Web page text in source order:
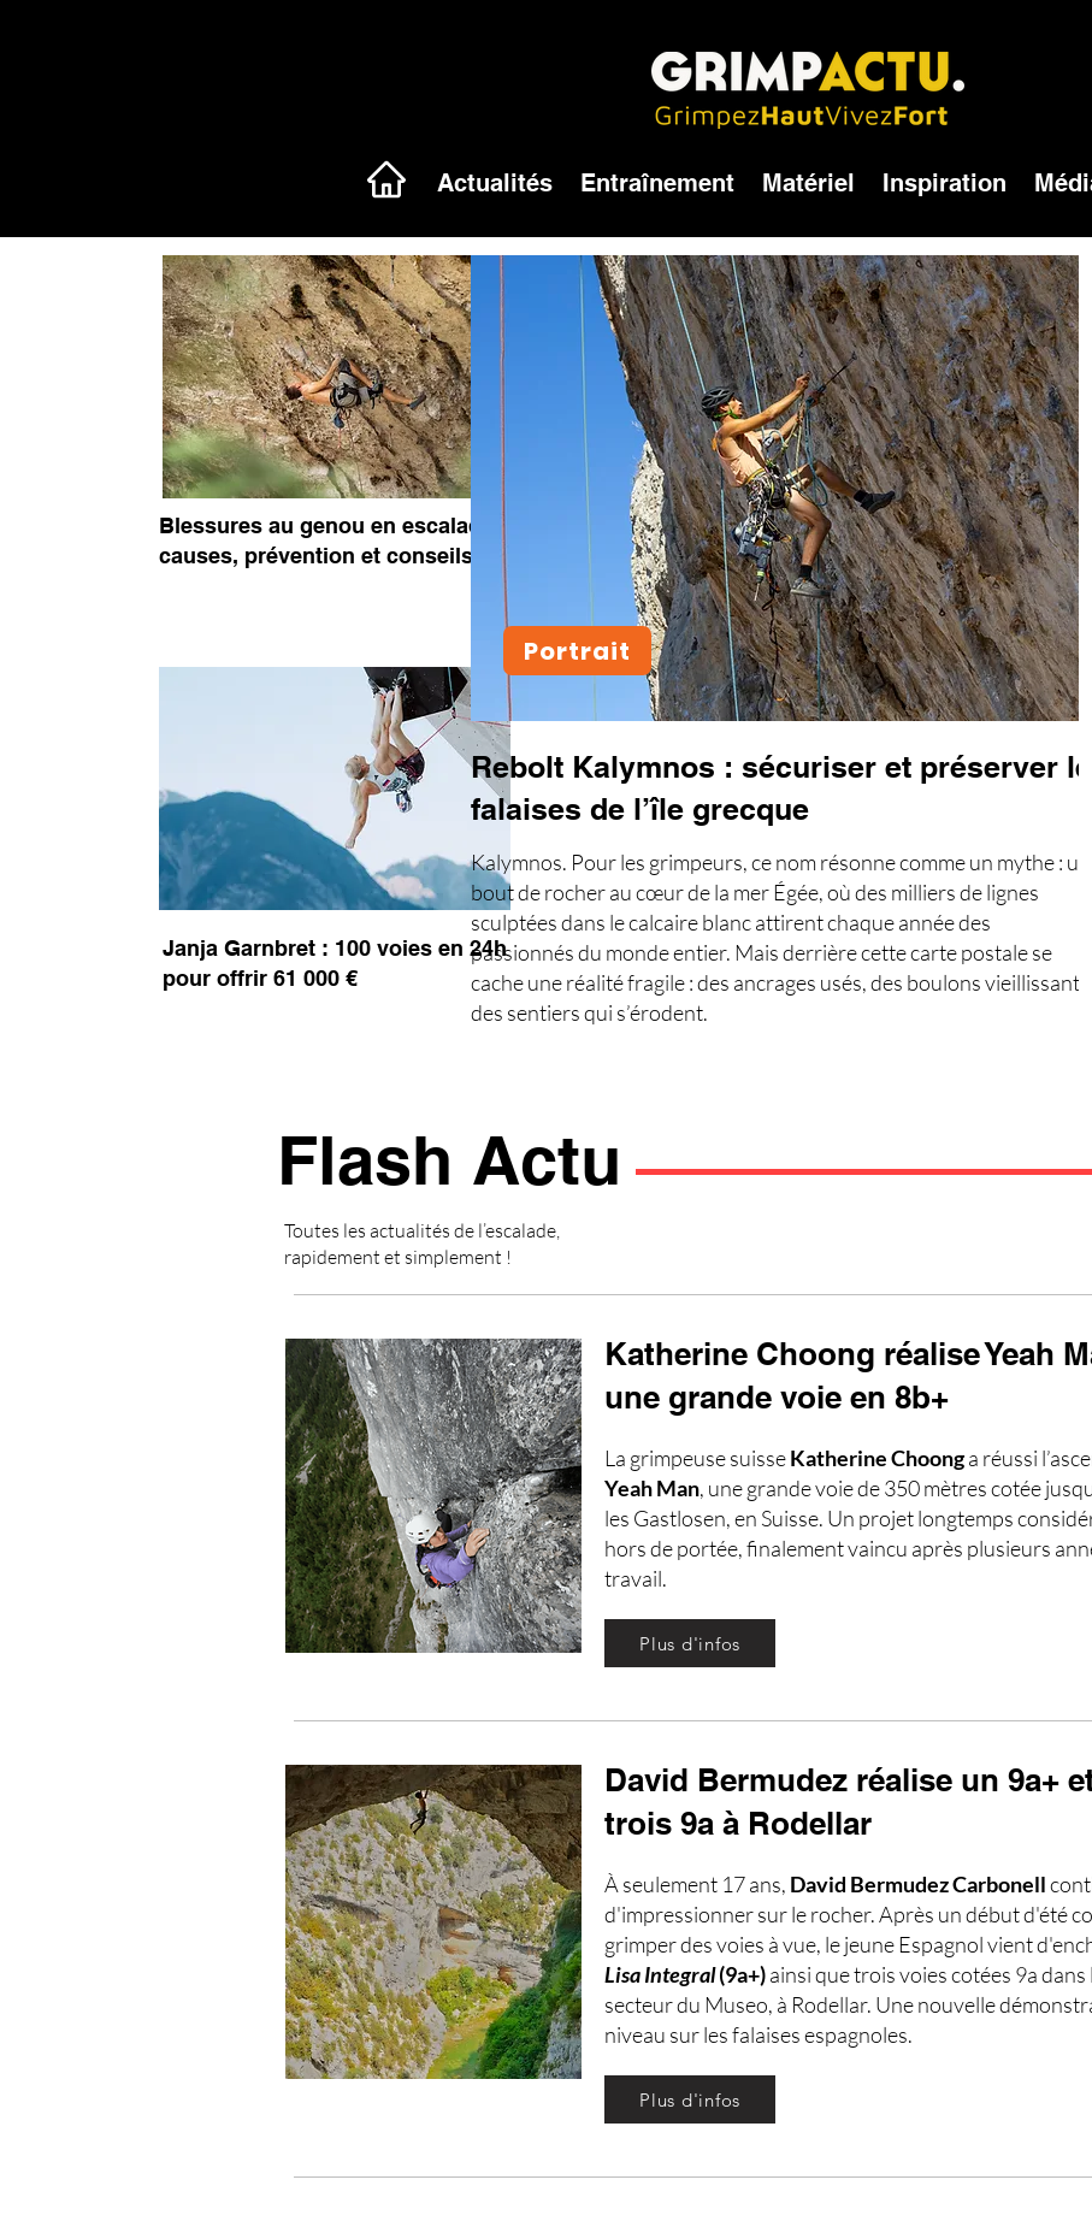
Actualités Entraînement Matériel Inspiration
Blessures au genou en escalade :
causes, prévention et conseils
Janja Garnbret : 100 voies en 24h
pour offrir 61 000 €
Portrait
Rebolt Kalymnos : sécuriser et préserver
falaises de l’île grecque
Kalymnos. Pour les grimpeurs, ce nom résonne comme un mythe : un
bout de rocher au cœur de la mer Égée, où des milliers de lignes
sculptées dans le calcaire blanc attirent chaque année des
passionnés du monde entier. Mais derrière cette carte postale se
cache une réalité fragile : des ancrages usés, des boulons vieillissants,
des sentiers qui s’érodent.
Flash Actu
Toutes les actualités de l’escalade,
rapidement et simplement !
Katherine Choong réalise Yeah
une grande voie en 8b+
La grimpeuse suisseKatherine Choonga réussi
Yeah Man, une grande voie de 350 mètres cotée
les Gastlosen, en Suisse. Un projet longtemps
hors de portée, finalement vaincu après plusieurs
travail.
Plus d'infos
David Bermudez réalise un 9a+
trois 9a à Rodellar
À seulement 17 ans, David Bermudez Carbonell
d'impressionner sur le rocher. Après un début d'été
grimper des voies à vue, le jeune Espagnol vient
Lisa Integral(9a+)ainsi que trois voies cotées 9a dans
secteur du Museo, à Rodellar. Une nouvelle
niveau sur les falaises espagnoles.
Plus d'infos